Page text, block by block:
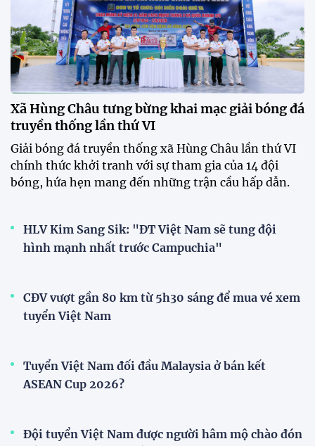
20:58 26/07/2026
Tài Lộc trở lại, ĐT Việt Nam
"khổ luyện" dưới nắng gắt tại
Hà Nội
12:12 26/07/2026
HLV Kim Sang-sik: "Tuyển Việt
Nam sẽ mang sự tự tin này vào
23:26 24/07/2026
V-League